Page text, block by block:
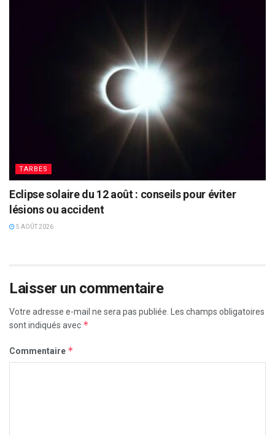
TARBES
Eclipse solaire du 12 août : conseils pour éviter
lésions ou accident
5 AOÛT 2026
Laisser un commentaire
Votre adresse e-mail ne sera pas publiée. Les champs obligatoires
sont indiqués avec *
Commentaire *